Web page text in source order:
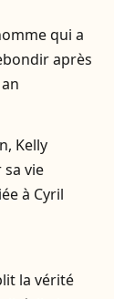
qui a
après
Kelly
vie
à Cyril
la vérité